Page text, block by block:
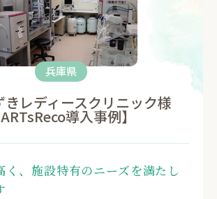
兵庫県
きレディースクリニック様
ARTsReco導入事例】
く、施設特有のニーズを満たし